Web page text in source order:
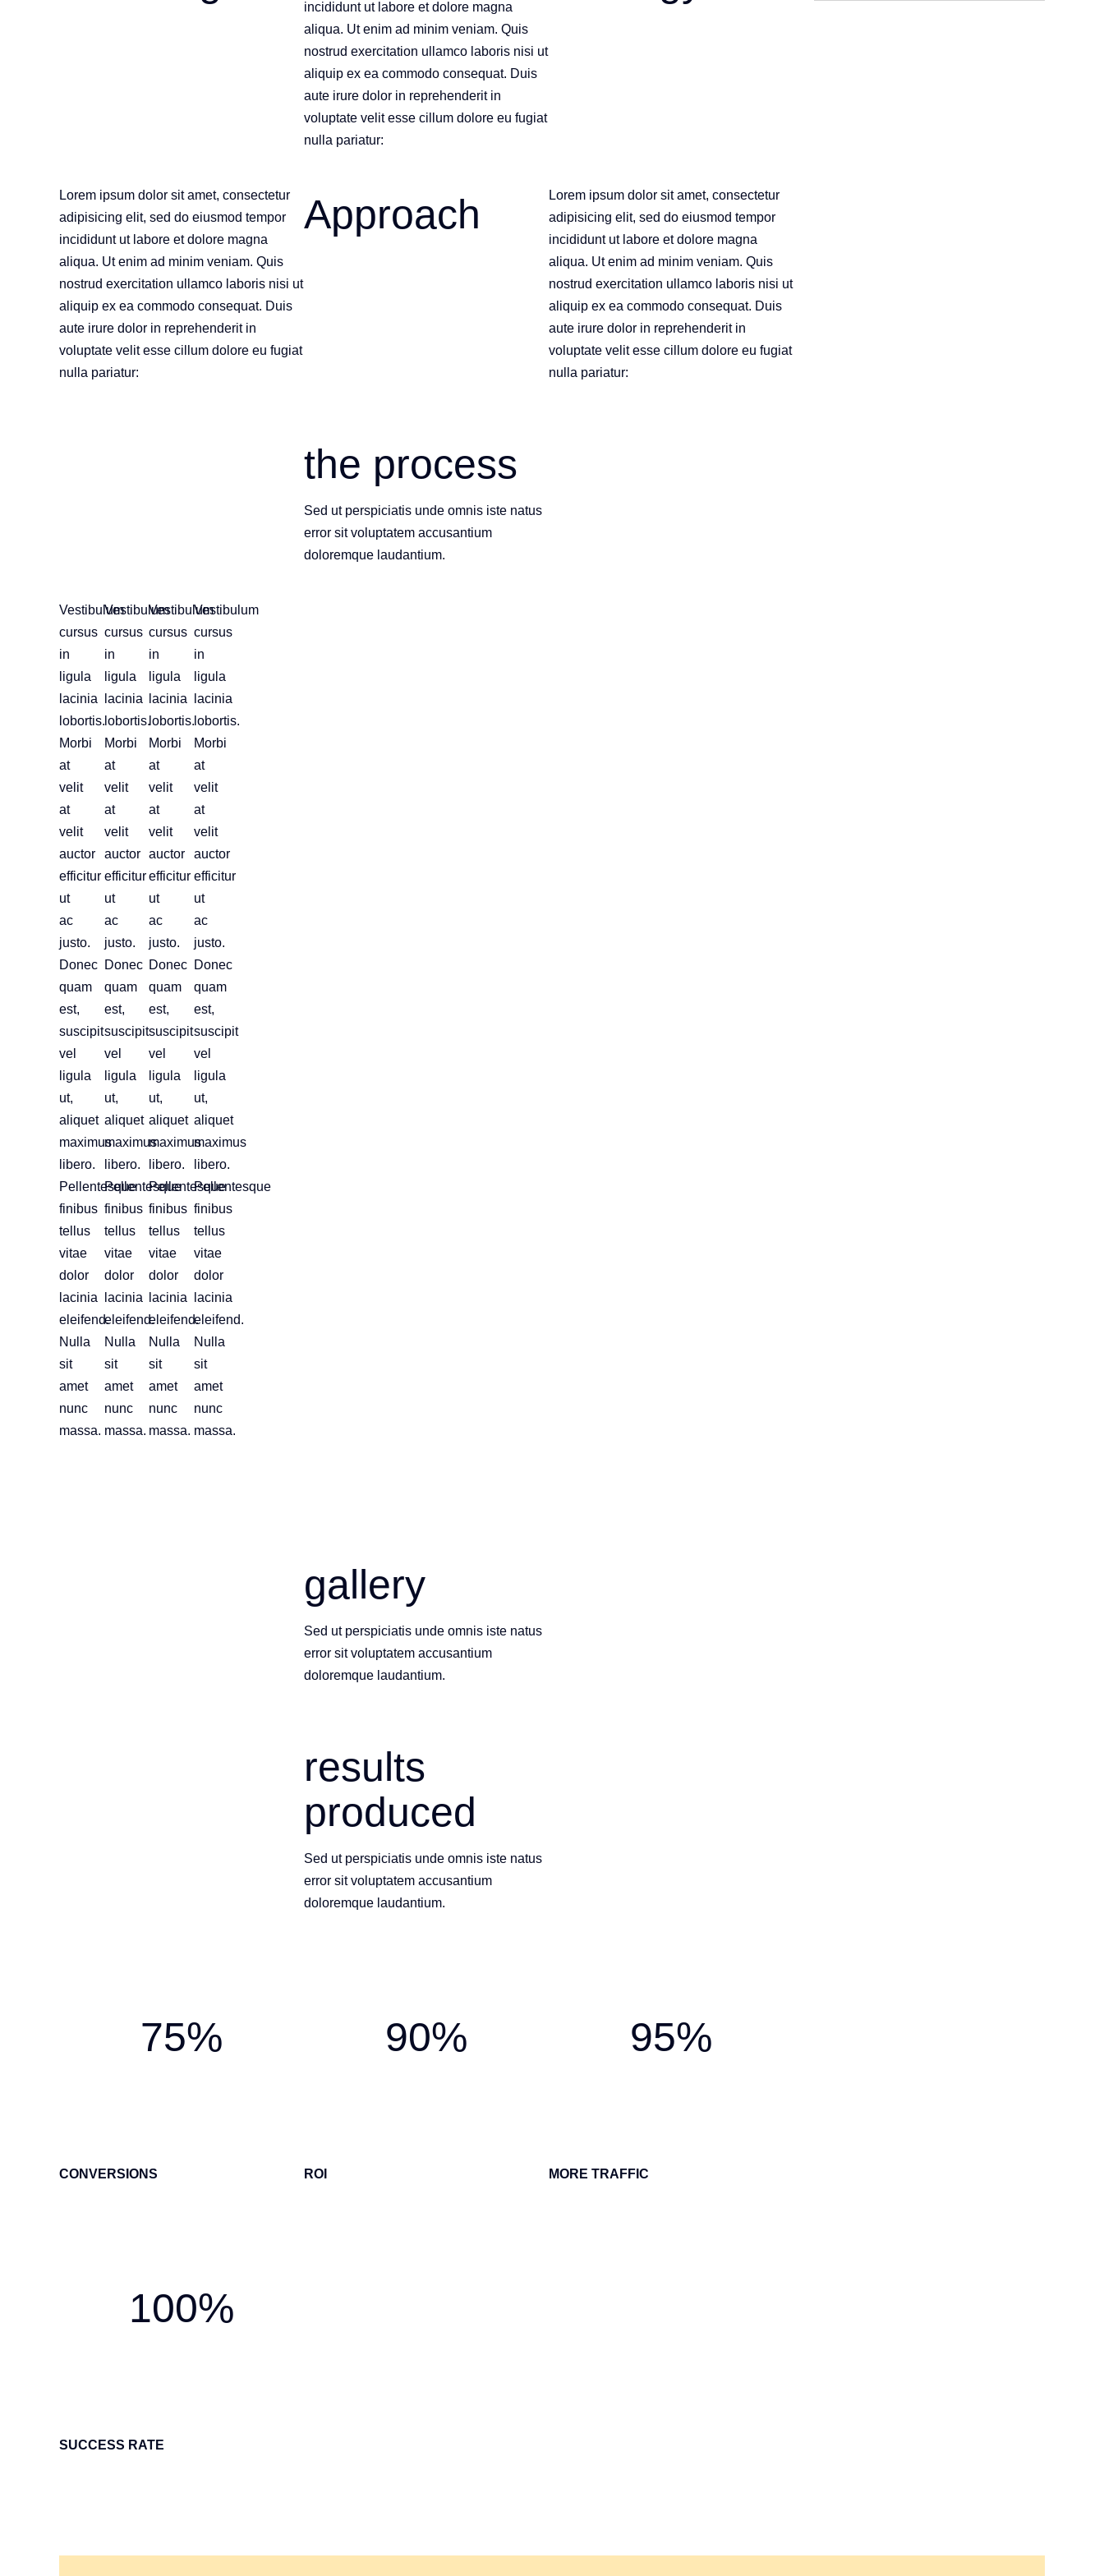
incididunt ut labore et dolore magna
aliqua. Ut enim ad minim veniam. Quis
nostrud exercitation ullamco laboris nisi ut
aliquip ex ea commodo consequat. Duis
aute irure dolor in reprehenderit in
voluptate velit esse cillum dolore eu fugiat
nulla pariatur:
Lorem ipsum dolor sit amet, consectetur
adipisicing elit, sed do eiusmod tempor
incididunt ut labore et dolore magna
aliqua. Ut enim ad minim veniam. Quis
nostrud exercitation ullamco laboris nisi ut
aliquip ex ea commodo consequat. Duis
aute irure dolor in reprehenderit in
voluptate velit esse cillum dolore eu fugiat
nulla pariatur:
Approach
Lorem ipsum dolor sit amet, consectetur
adipisicing elit, sed do eiusmod tempor
incididunt ut labore et dolore magna
aliqua. Ut enim ad minim veniam. Quis
nostrud exercitation ullamco laboris nisi ut
aliquip ex ea commodo consequat. Duis
aute irure dolor in reprehenderit in
voluptate velit esse cillum dolore eu fugiat
nulla pariatur:
the process
Sed ut perspiciatis unde omnis iste natus
error sit voluptatem accusantium
doloremque laudantium.
Vestibulum
cursus
in
ligula
lacinia
lobortis.
Morbi
at
velit
at
velit
auctor
efficitur
ut
ac
justo.
Donec
quam
est,
suscipit
vel
ligula
ut,
aliquet
maximus
libero.
Pellentesque
finibus
tellus
vitae
dolor
lacinia
eleifend.
Nulla
sit
amet
nunc
massa.
Vestibulum
cursus
in
ligula
lacinia
lobortis.
Morbi
at
velit
at
velit
auctor
efficitur
ut
ac
justo.
Donec
quam
est,
suscipit
vel
ligula
ut,
aliquet
maximus
libero.
Pellentesque
finibus
tellus
vitae
dolor
lacinia
eleifend.
Nulla
sit
amet
nunc
massa.
Vestibulum
cursus
in
ligula
lacinia
lobortis.
Morbi
at
velit
at
velit
auctor
efficitur
ut
ac
justo.
Donec
quam
est,
suscipit
vel
ligula
ut,
aliquet
maximus
libero.
Pellentesque
finibus
tellus
vitae
dolor
lacinia
eleifend.
Nulla
sit
amet
nunc
massa.
Vestibulum
cursus
in
ligula
lacinia
lobortis.
Morbi
at
velit
at
velit
auctor
efficitur
ut
ac
justo.
Donec
quam
est,
suscipit
vel
ligula
ut,
aliquet
maximus
libero.
Pellentesque
finibus
tellus
vitae
dolor
lacinia
eleifend.
Nulla
sit
amet
nunc
massa.
gallery
Sed ut perspiciatis unde omnis iste natus
error sit voluptatem accusantium
doloremque laudantium.
results
produced
Sed ut perspiciatis unde omnis iste natus
error sit voluptatem accusantium
doloremque laudantium.
75%
CONVERSIONS
90%
ROI
95%
MORE TRAFFIC
100%
SUCCESS RATE